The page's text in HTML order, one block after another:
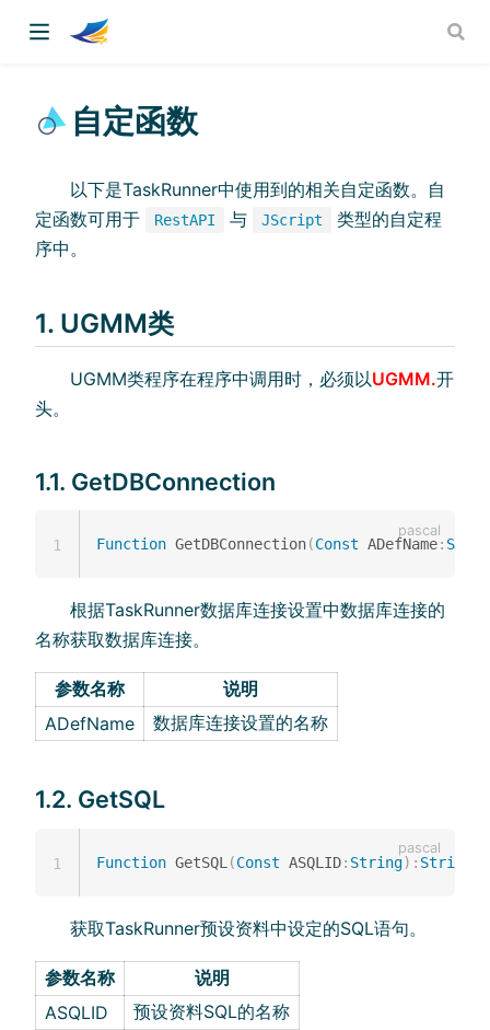
自定函数
以下是TaskRunner中使用到的相关自定函数。自
定函数可用于
RestAPI 与 JScript
类型的自定程
序中。
1. UGMM类
UGMM类程序在程序中调用时，必须以UGMM.开
头。
1.1. GetDBConnection
Function GetDBConnection(Const ADefName:
1
根据TaskRunner数据库连接设置中数据库连接的
名称获取数据库连接。
参数名称
说明
ADefName
数据库连接设置的名称
1.2. GetSQL
Function GetSQL (Const ASQLID: String) : String
1
获取TaskRunner预设资料中设定的SQL语句。
参数名称
说明
ASQLID
预设资料SQL的名称